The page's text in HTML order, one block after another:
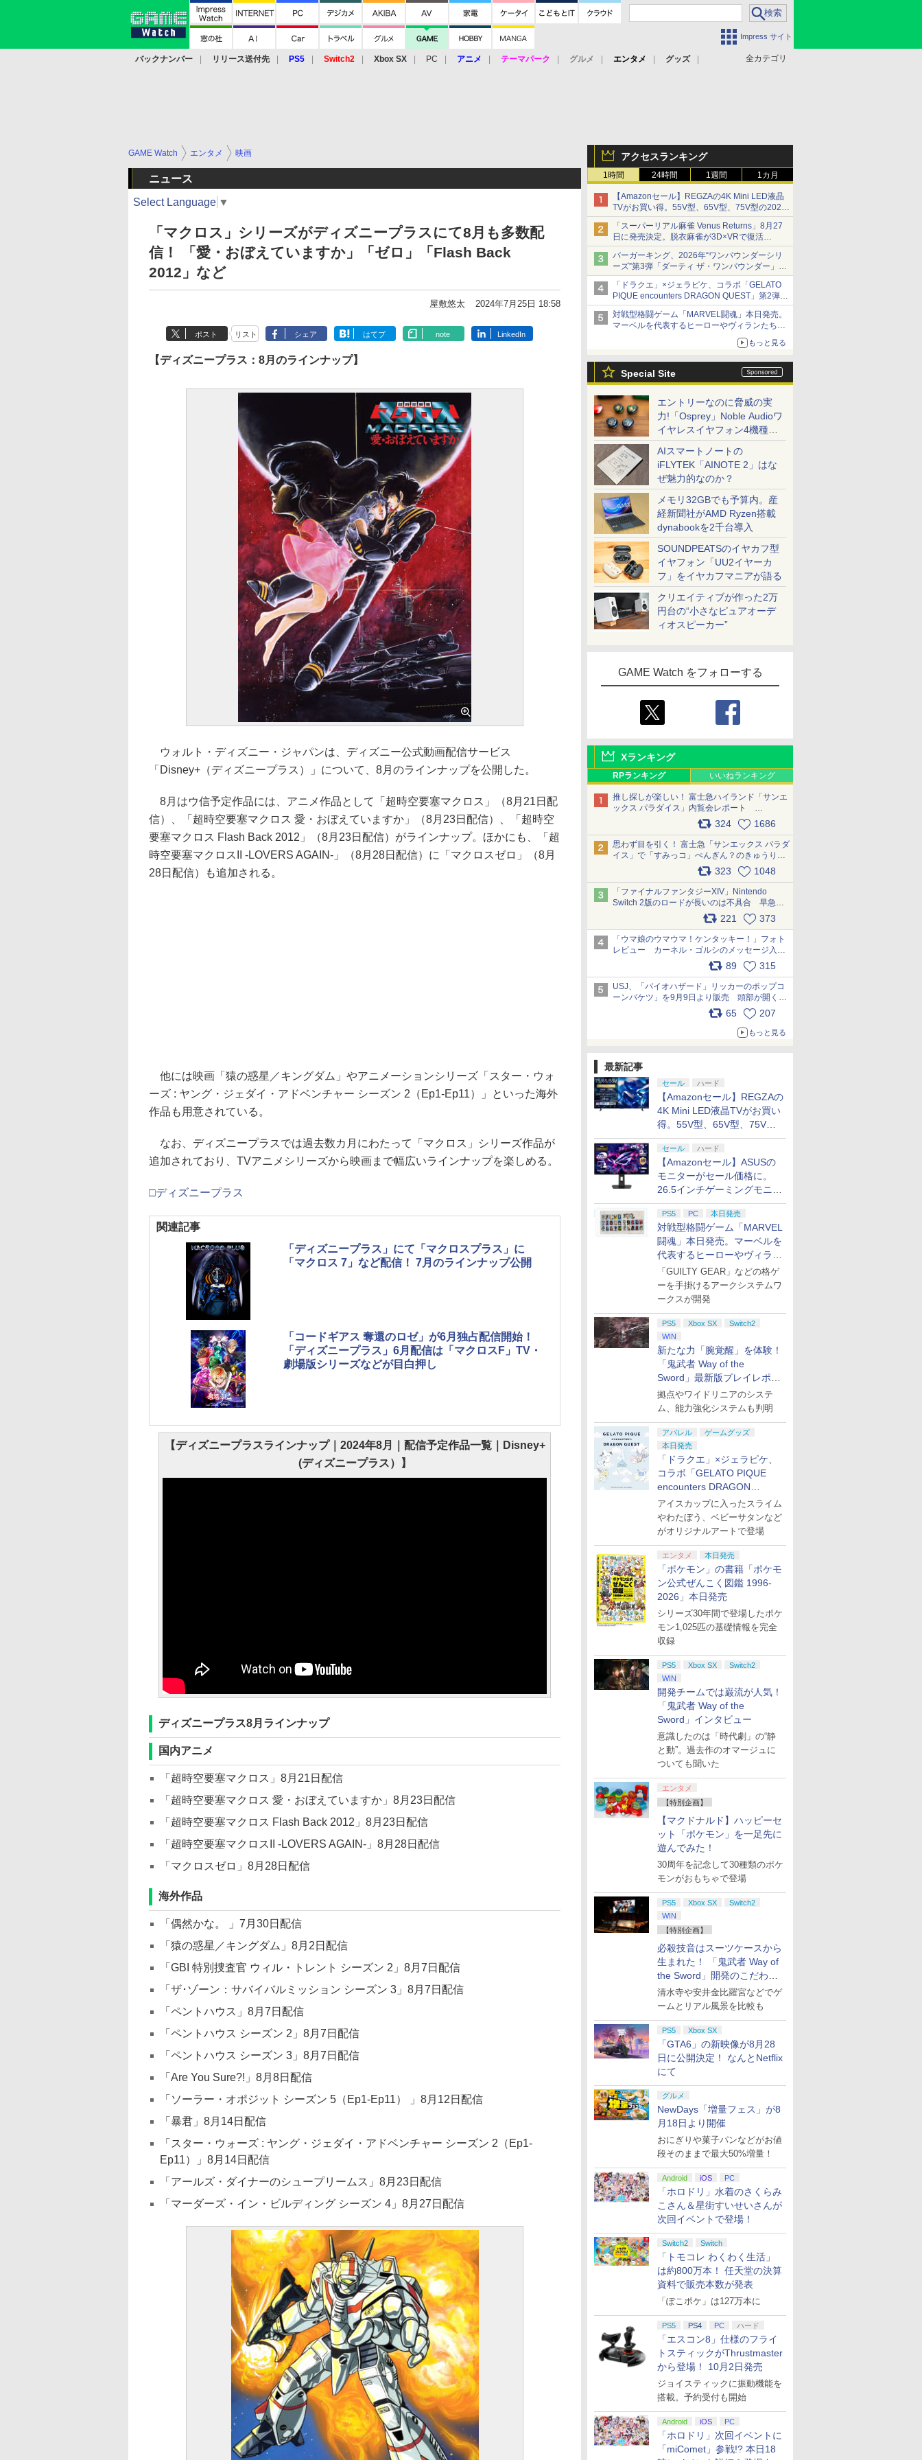
Impress サイト
全カテゴリ
バックナンバー リリース送付先 PS5 Switch2 Xbox SX PC アニメ テーマパーク グルメ エンタメ
グッズ
アクセスランキング
1時間 24時間 1週間 1カ月
【Amazonセール】REGZAの4K Mini LED液晶
TVがお買い得。55V型、65V型、75V型の2026
年モデルがラインナップ
「スーパーリアル麻雀 Venus Returns」8月27
日に発売決定。脱衣麻雀が3D×VRで復活
発売から2週間は20%オフになるセールが実施
バーガーキング、2026年“ワンパウンダーシリ
ーズ”第3弾「ダーティ ザ・ワンパウンダー」を
8月7日発売
「特製ガーリックマヨソース」を使用した超大
型チーズバーガー
「ドラクエ」×ジェラピケ、コラボ「GELATO
PIQUE encounters DRAGON QUEST」第2弾が
本日発売
アイスカップに入ったスライムやわたぼう、ベ
ビーサタンなどがオリジナルアートで登場
対戦型格闘ゲーム「MARVEL闘魂」本日発売。
マーベルを代表するヒーローやヴィランたちが
「GUILTY GEAR」などの格ゲーを手掛けるア
もっと見る
Special Site
エントリーなのに脅威の実
力!「Osprey」Noble Audioワ
イヤレスイヤフォン4機種を
一気に聴く
AIスマートノートの
iFLYTEK「AINOTE 2」はな
ぜ魅力的なのか？
メモリ32GBでも予算内。産
経新聞社がAMD Ryzen搭載
dynabookを2千台導入
SOUNDPEATSのイヤカフ型
イヤフォン「UU2イヤーカ
フ」をイヤカフマニアが語る
クリエイティブが作った2万
円台の“小さなピュアオーデ
ィオスピーカー”
GAME Watch をフォローする
Xランキング
RPランキング いいねランキング
推し探しが楽しい！ 富士急ハイランド「サンエ
ックス パラダイス」内覧会レポート
324 1686
思わず目を引く！ 富士急「サンエックス パラダ
イス」で「すみっコ」ぺんぎん？のきゅうりド
ッグを食べてみた イラストそのままのメニュ
ー化に挑戦。これが意外にもおいしい
pic.x.com/Kgl04hZaeg
323 1048
「ファイナルファンタジーXIV」Nintendo
Switch 2版のロードが長いのは不具合 早急に
アップデートできるよう対応中221 373
「ウマ娘のウマウマ！ケンタッキー！」フォト
レビュー カーネル・ゴルシのメッセージ入り
パッケージや描き下ろしトレカなどが登場
89 315
USJ、「バイオハザード」リッカーのポップコ
ーンバケツ」を9月9日より販売 頭部が開く仕
組み。味は恐怖を堪のう「味噌フレーバー」
65 207
もっと見る
最新記事
セール ハード
【Amazonセール】REGZAの
4K Mini LED液晶TVがお買い
得。55V型、65V型、75V型
の2026年モデルがラインナ
ップ
セール ハード
【Amazonセール】ASUSの
モニターがセール価格に。
26.5インチゲーミングモニタ
ー「ROG Strix OLED
XG27ACDMS」限定モデルも
お買い得
PS5 PC 本日発売
対戦型格闘ゲーム「MARVEL
闘魂」本日発売。マーベルを
代表するヒーローやヴィラン
たちが登場
「GUILTY GEAR」などの格ゲ
ーを手掛けるアークシステムワ
ークスが開発
PS5 Xbox SX
Switch2
WIN
新たな力「腕覚醒」を体験！
「鬼武者 Way of the
Sword」最新版プレイレポー
ト
拠点やワイドリニアのシステ
ム、能力強化システムも判明
アパレル
ゲームグッズ
本日発売
「ドラクエ」×ジェラピケ、
コラボ「GELATO PIQUE
encounters DRAGON
QUEST」第2弾が本日発売
アイスカップに入ったスライム
やわたぼう、ベビーサタンなど
がオリジナルアートで登場
エンタメ 本日発売
「ポケモン」の書籍「ポケモ
ン公式ぜんこく図鑑 1996-
2026」本日発売
シリーズ30年間で登場したポケ
モン1,025匹の基礎情報を完全
収録
PS5 Xbox SX
Switch2
WIN
開発チームでは巌流が人気！
「鬼武者 Way of the
Sword」インタビュー
意識したのは「時代劇」の“静
と動”。過去作のオマージュに
ついても聞いた
エンタメ
【特別企画】
【マクドナルド】ハッピーセ
ット「ポケモン」を一足先に
遊んでみた！
30周年を記念して30種類のポケ
モンがおもちゃで登場
PS5 Xbox SX
Switch2
WIN
【特別企画】
必殺技音はスーツケースから
生まれた！ 「鬼武者 Way of
the Sword」開発のこだわり
を目撃！
清水寺や安井金比羅宮などでゲ
ームとリアル風景を比較も
PS5 Xbox SX
「GTA6」の新映像が8月28
日に公開決定！ なんとNetflix
にて
グルメ
NewDays「増量フェス」が8
月18日より開催
おにぎりや菓子パンなどがお値
段そのままで最大50%増量！
Android iOS PC
「ホロドリ」水着のさくらみ
こさん＆星街すいせいさんが
次回イベントで登場！
Switch2 Switch
「トモコレ わくわく生活」
は約800万本！ 任天堂の決算
資料で販売本数が発表
「ぽこポケ」は127万本に
PS5 PS4 PC ハード
「エスコン8」仕様のフライ
トスティックがThrustmaster
から登場！ 10月2日発売
ジョイスティックに振動機能を
搭載。予約受付も開始
Android iOS PC
「ホロドリ」次回イベントに
「miComet」参戦!? 本日18
GAME Watch エンタメ 映画
ニュース
Select Language ▼
「マクロス」シリーズがディズニープラスにて8月も多数配
信！ 「愛・おぼえていますか」「ゼロ」「Flash Back
2012」など
屋敷悠太 2024年7月25日 18:58
ポスト リスト シェア はてブ note LinkedIn
【ディズニープラス：8月のラインナップ】
ウォルト・ディズニー・ジャパンは、ディズニー公式動画配信サービス
「Disney+（ディズニープラス）」について、8月のラインナップを公開した。
8月はウ信予定作品には、アニメ作品として「超時空要塞マクロス」（8月21日配
信）、「超時空要塞マクロス 愛・おぼえていますか」（8月23日配信）、「超時空
要塞マクロス Flash Back 2012」（8月23日配信）がラインナップ。ほかにも、「超
時空要塞マクロスII -LOVERS AGAIN-」（8月28日配信）に「マクロスゼロ」（8月
28日配信）も追加される。
他には映画「猿の惑星／キングダム」やアニメーションシリーズ「スター・ウォ
ーズ : ヤング・ジェダイ・アドベンチャー シーズン 2（Ep1-Ep11）」といった海外
作品も用意されている。
なお、ディズニープラスでは過去数カ月にわたって「マクロス」シリーズ作品が
追加されており、TVアニメシリーズから映画まで幅広いラインナップを楽しめる。
□ディズニープラス
関連記事
「ディズニープラス」にて「マクロスプラス」に
「マクロス 7」など配信！ 7月のラインナップ公開
「コードギアス 奪還のロゼ」が6月独占配信開始！
「ディズニープラス」6月配信は「マクロスF」TV・
劇場版シリーズなどが目白押し
【ディズニープラスラインナップ｜2024年8月｜配信予定作品一覧｜Disney+
(ディズニープラス）】
ディズニープラス8月ラインナップ
国内アニメ
「超時空要塞マクロス」8月21日配信
「超時空要塞マクロス 愛・おぼえていますか」8月23日配信
「超時空要塞マクロス Flash Back 2012」8月23日配信
「超時空要塞マクロスII -LOVERS AGAIN-」8月28日配信
「マクロスゼロ」8月28日配信
海外作品
「偶然かな。 」7月30日配信
「猿の惑星／キングダム」8月2日配信
「GBI 特別捜査官 ウィル・トレント シーズン 2」8月7日配信
「ザ･ゾーン：サバイバルミッション シーズン 3」8月7日配信
「ペントハウス」8月7日配信
「ペントハウス シーズン 2」8月7日配信
「ペントハウス シーズン 3」8月7日配信
「Are You Sure?!」8月8日配信
「ソーラー・オポジット シーズン 5（Ep1-Ep11） 」8月12日配信
「暴君」8月14日配信
「スター・ウォーズ : ヤング・ジェダイ・アドベンチャー シーズン 2（Ep1-
Ep11）」8月14日配信
「アールズ・ダイナーのシュープリームス」8月23日配信
「マーダーズ・イン・ビルディング シーズン 4」8月27日配信